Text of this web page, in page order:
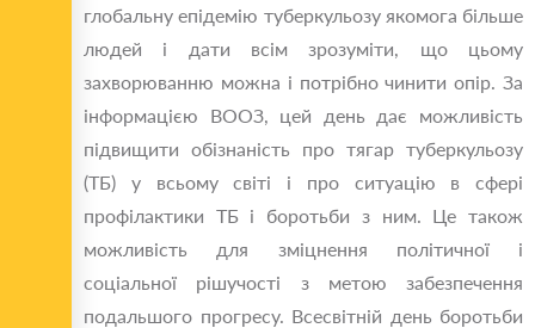
глобальну епідемію туберкульозу якомога більше
людей і дати всім зрозуміти, що цьому
захворюванню можна і потрібно чинити опір. За
інформацією ВООЗ, цей день дає можливість
підвищити обізнаність про тягар туберкульозу
(ТБ) у всьому світі і про ситуацію в сфері
профілактики ТБ і боротьби з ним. Це також
можливість для зміцнення політичної і
соціальної рішучості з метою забезпечення
подальшого прогресу. Всесвітній день боротьби